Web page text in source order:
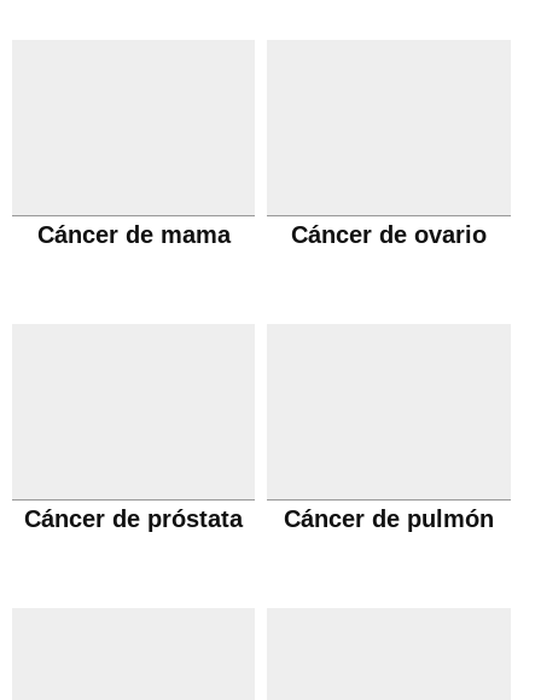
Cáncer de mama Cáncer de ovario
Cáncer de próstata Cáncer de pulmón